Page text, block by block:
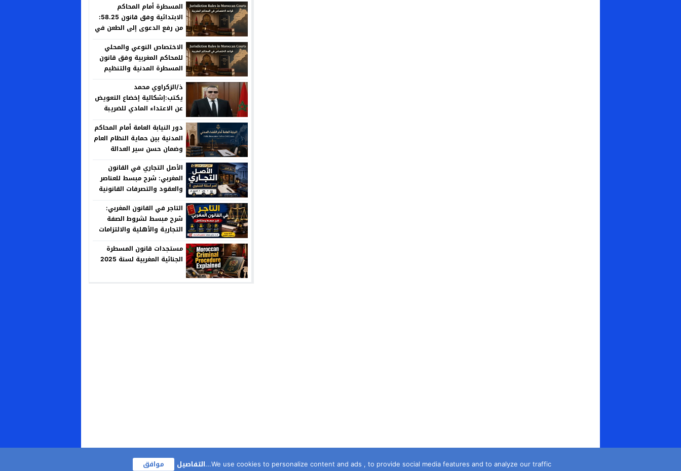
المسطرة أمام المحاكم
الابتدائية وفق قانون 58.25:
من رفع الدعوى إلى الطعن في
الاختصاص النوعي والمحلي
للمحاكم المغربية وفق قانون
المسطرة المدنية والتنظيم
ذ/الزكراوي محمد
يكتب:إشكالية إخضاع التعويض
عن الاعتداء المادي للضريبة
العدالة الجبائية وخصوصية
المسؤولية الإدارية
دور النيابة العامة أمام المحاكم
المدنية بين حماية النظام العام
وضمان حسن سير العدالة
الأصل التجاري في القانون
المغربي: شرح مبسط للعناصر
والعقود والتصرفات القانونية
التاجر في القانون المغربي:
شرح مبسط لشروط الصفة
التجارية والأهلية والالتزامات
مستجدات قانون المسطرة
الجنائية المغربية لسنة 2025
We use cookies to personalize content and ads , to provide social media features and to analyze our traffic... التفاصيل موافق